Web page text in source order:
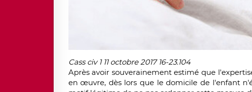
Cass civ 1 11 octobre 2017 16-23.104
Après avoir souverainement estimé que
en œuvre, dès lors que le domicile de l'enfant